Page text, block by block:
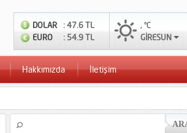
DOLAR
: 47.6 TL
EURO
: 54.9 TL
, °C
GİRESUN
Hakkımızda İletişim